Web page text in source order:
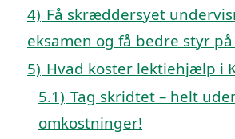
4) Få skræddersyet
eksamen og få bedre styr
5) Hvad koster lektiehjælp i
5.1) Tag skridtet – helt
omkostninger!